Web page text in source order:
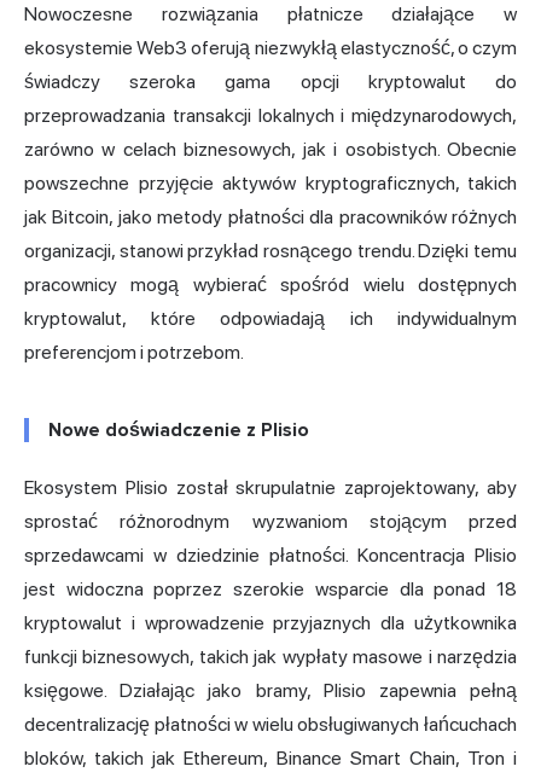
Nowoczesne rozwiązania płatnicze działające w
ekosystemie Web3 oferują niezwykłą elastyczność, o czym
świadczy szeroka gama opcji kryptowalut do
przeprowadzania transakcji lokalnych i międzynarodowych,
zarówno w celach biznesowych, jak i osobistych. Obecnie
powszechne przyjęcie aktywów kryptograficznych, takich
jak Bitcoin, jako metody płatności dla pracowników różnych
organizacji, stanowi przykład rosnącego trendu. Dzięki temu
pracownicy mogą wybierać spośród wielu dostępnych
kryptowalut, które odpowiadają ich indywidualnym
preferencjom i potrzebom.
Nowe doświadczenie z Plisio
Ekosystem Plisio został skrupulatnie zaprojektowany, aby
sprostać różnorodnym wyzwaniom stojącym przed
sprzedawcami w dziedzinie płatności. Koncentracja Plisio
jest widoczna poprzez szerokie wsparcie dla ponad 18
kryptowalut i wprowadzenie przyjaznych dla użytkownika
funkcji biznesowych, takich jak wypłaty masowe i narzędzia
księgowe. Działając jako bramy, Plisio zapewnia pełną
decentralizację płatności w wielu obsługiwanych łańcuchach
bloków, takich jak Ethereum, Binance Smart Chain, Tron i